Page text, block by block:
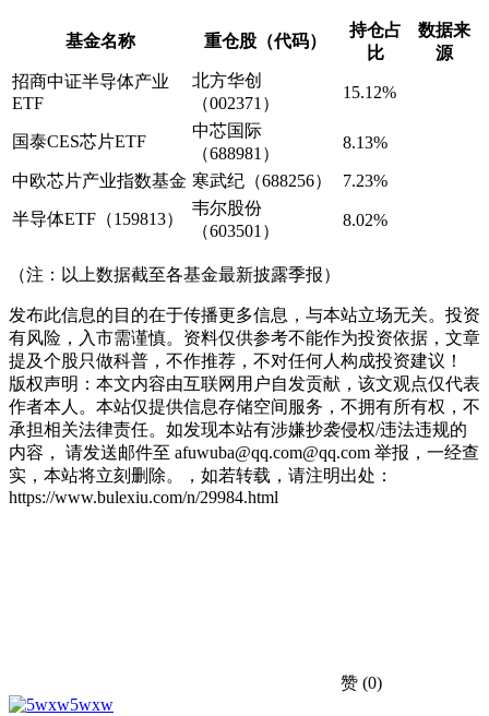
基金名称 重仓股（代码）
持仓占
比
数据来
源
招商中证半导体产业
ETF
北方华创
（002371）
15.12%
国泰CES芯片ETF
中芯国际
（688981）
8.13%
中欧芯片产业指数基金 寒武纪（688256） 7.23%
半导体ETF（159813）
韦尔股份
（603501）
8.02%
（注：以上数据截至各基金最新披露季报）
发布此信息的目的在于传播更多信息，与本站立场无关。投资
有风险，入市需谨慎。资料仅供参考不能作为投资依据，文章
提及个股只做科普，不作推荐，不对任何人构成投资建议！
版权声明：本文内容由互联网用户自发贡献，该文观点仅代表
作者本人。本站仅提供信息存储空间服务，不拥有所有权，不
承担相关法律责任。如发现本站有涉嫌抄袭侵权/违法违规的
内容， 请发送邮件至 afuwuba@qq.com@qq.com 举报，一经查
实，本站将立刻删除。，如若转载，请注明出处：
https://www.bulexiu.com/n/29984.html
赞 (0)
5wxw